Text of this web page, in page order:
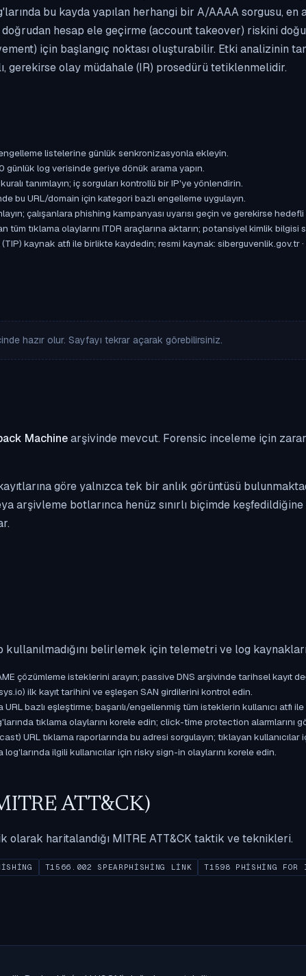
bu kayda yapılan herhangi bir A/AAAA sorgusu,
doğrudan hesap ele geçirme (account takeover) riskini
için başlangıç noktası oluşturabilir. Etki analizinin
olay müdahale (IR) prosedürü tetiklenmelidir.
listelerine günlük senkronizasyonla ekleyin.
günlük log verisinde geriye dönük arama yapın.
tanımlayın; iç sorguları kontrollü bir IP'ye yönlendirin.
bu URL/domain için kategori bazlı engelleme uygulayın.
çalışanlara phishing kampanyası uyarısı geçin ve gerekirse
tıklama olaylarını ITDR araçlarına aktarın; potansiyel kimlik bilgisi
kaynak atfı ile birlikte kaydedin; resmi kaynak: siberguvenlik.gov.tr
hazır olur. Sayfayı tekrar açarak görebilirsiniz.
Machinearşivinde mevcut. Forensic inceleme için
göre yalnızca tek bir anlık görüntüsü
arşivleme botlarınca henüz sınırlı biçimde
kullanılmadığını belirlemek için telemetri ve log
çözümleme isteklerini arayın; passive DNS arşivinde tarihsel kayıt
ilk kayıt tarihini ve eşleşen SAN girdilerini kontrol edin.
bazlı eşleştirme; başarılı/engellenmiş tüm isteklerin kullanıcı atfı ile
tıklama olaylarını korele edin; click-time protection alarmlarını
URL tıklama raporlarında bu adresi sorgulayın; tıklayan kullanıcılar
ilgili kullanıcılar için risky sign-in olaylarını korele edin.
ATT&CK)
haritalandığı MITRE ATT&CK taktik ve teknikleri.
T1566.002 SPEARPHISHING LINK T1598 PHISHING FOR